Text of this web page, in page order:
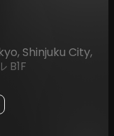
Shinjuku City,
B1F